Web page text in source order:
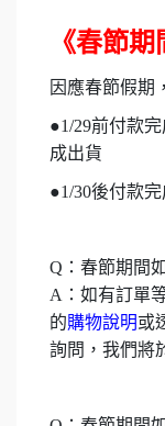
《春節
因應春節假期
●1/29前付款
成出貨
●1/30後付款
Q：春節期間
A：如有訂單
的購物說明或
詢問，我們將